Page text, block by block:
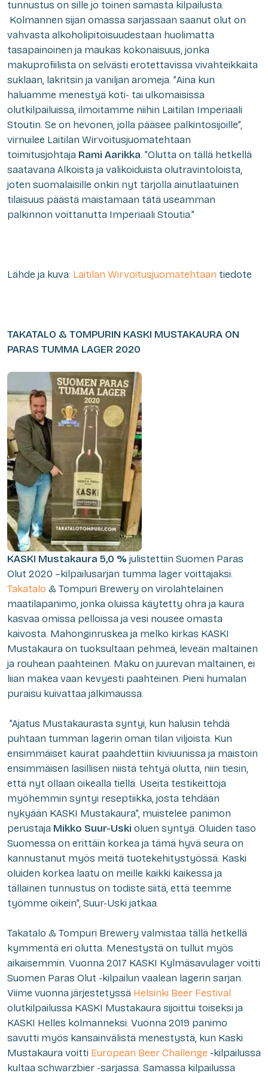
tunnustus on sille jo toinen samasta kilpailusta.
Kolmannen sijan omassa sarjassaan saanut olut on
vahvasta alkoholipitoisuudestaan huolimatta
tasapainoinen ja maukas kokonaisuus, jonka
makuprofiilista on selvästi erotettavissa vivahteikkaita
suklaan, lakritsin ja vaniljan aromeja. ”Aina kun
haluamme menestyä koti- tai ulkomaisissa
olutkilpailuissa, ilmoitamme niihin Laitilan Imperiaali
Stoutin. Se on hevonen, jolla pääsee palkintosijoille”,
virnuilee Laitilan Wirvoitusjuomatehtaan
toimitusjohtaja Rami Aarikka. ”Olutta on tällä hetkellä
saatavana Alkoista ja valikoiduista olutravintoloista,
joten suomalaisille onkin nyt tarjolla ainutlaatuinen
tilaisuus päästä maistamaan tätä useamman
palkinnon voittanutta Imperiaali Stoutia.”
Lähde ja kuva: Laitilan Wirvoitusjuomatehtaan tiedote
TAKATALO & TOMPURIN KASKI MUSTAKAURA ON
PARAS TUMMA LAGER 2020
KASKI Mustakaura 5,0 % julistettiin Suomen Paras
Olut 2020 –kilpailusarjan tumma lager voittajaksi.
Takatalo & Tompuri Brewery on virolahtelainen
maatilapanimo, jonka oluissa käytetty ohra ja kaura
kasvaa omissa pelloissa ja vesi nousee omasta
kaivosta. Mahonginruskea ja melko kirkas KASKI
Mustakaura on tuoksultaan pehmeä, leveän maltainen
ja rouhean paahteinen. Maku on juurevan maltainen, ei
liian makea vaan kevyesti paahteinen. Pieni humalan
puraisu kuivattaa jälkimaussa.
”Ajatus Mustakaurasta syntyi, kun halusin tehdä
puhtaan tumman lagerin oman tilan viljoista. Kun
ensimmäiset kaurat paahdettiin kiviuunissa ja maistoin
ensimmäisen lasillisen niistä tehtyä olutta, niin tiesin,
että nyt ollaan oikealla tiellä. Useita testikeittoja
myöhemmin syntyi reseptiikka, josta tehdään
nykyään KASKI Mustakaura”, muistelee panimon
perustaja Mikko Suur-Uski oluen syntyä. Oluiden taso
Suomessa on erittäin korkea ja tämä hyvä seura on
kannustanut myös meitä tuotekehitystyössä. Kaski
oluiden korkea laatu on meille kaikki kaikessa ja
tällainen tunnustus on todiste siitä, että teemme
työmme oikein”, Suur-Uski jatkaa.
Takatalo & Tompuri Brewery valmistaa tällä hetkellä
kymmentä eri olutta. Menestystä on tullut myös
aikaisemmin. Vuonna 2017 KASKI Kylmäsavulager voitti
Suomen Paras Olut -kilpailun vaalean lagerin sarjan.
Viime vuonna järjestetyssä Helsinki Beer Festival
olutkilpailussa KASKI Mustakaura sijoittui toiseksi ja
KASKI Helles kolmanneksi. Vuonna 2019 panimo
savutti myös kansainvälistä menestystä, kun Kaski
Mustakaura voitti European Beer Challenge -kilpailussa
kultaa schwarzbier -sarjassa. Samassa kilpailussa